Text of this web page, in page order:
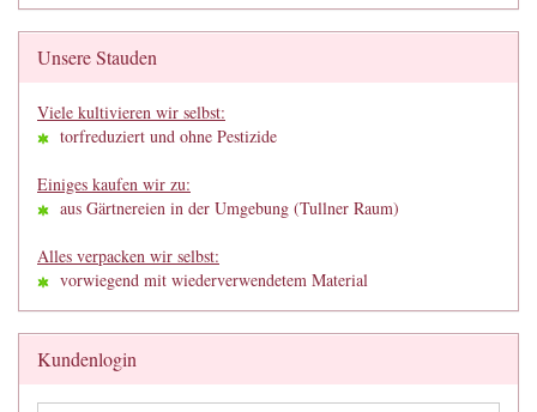
Unsere Stauden
Viele kultivieren wir selbst:
torfreduziert und ohne Pestizide
Einiges kaufen wir zu:
aus Gärtnereien in der Umgebung (Tullner Raum)
Alles verpacken wir selbst:
vorwiegend mit wiederverwendetem Material
Kundenlogin